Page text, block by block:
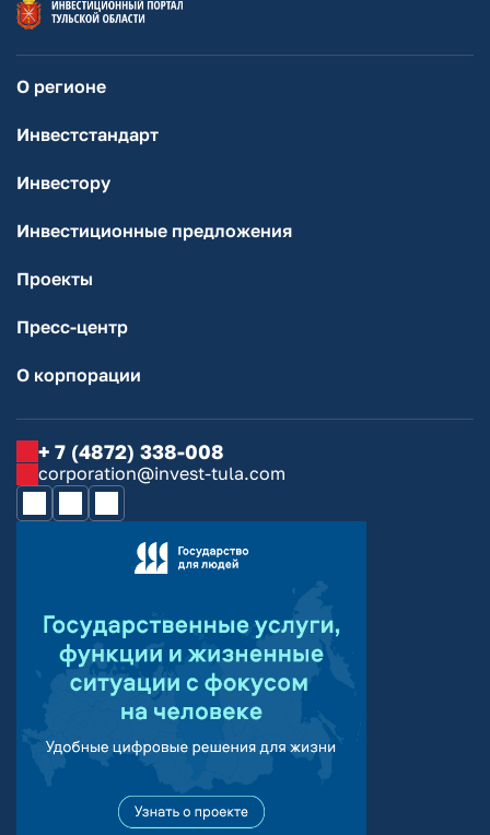
О регионе
Инвестстандарт
Инвестору
Инвестиционные предложения
Проекты
Пресс-центр
О корпорации
+ 7 (4872) 338-008
corporation@invest-tula.com